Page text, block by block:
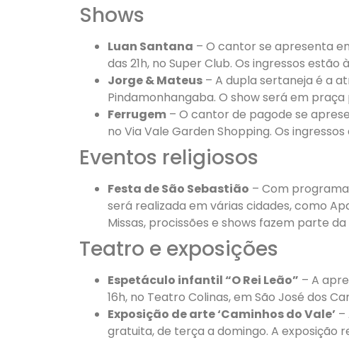
Shows
Luan Santana – O cantor se apresenta
das 21h, no Super Club. Os ingressos estão
Jorge & Mateus – A dupla sertaneja é a
Pindamonhangaba. O show será em
Ferrugem – O cantor de pagode se
no Via Vale Garden Shopping. Os
Eventos religiosos
Festa de São Sebastião – Com
será realizada em várias cidades, como
Missas, procissões e shows fazem parte
Teatro e exposições
Espetáculo infantil “O Rei Leão” – A
16h, no Teatro Colinas, em São José dos
Exposição de arte ‘Caminhos do Vale’ –
gratuita, de terça a domingo. A exposição